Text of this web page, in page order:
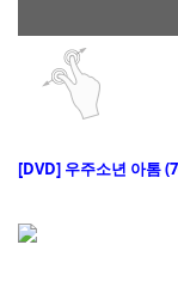
[DVD] 우주소년 아톰